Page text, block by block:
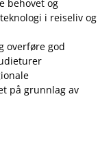
behovet og
i reiseliv og
overføre god
på grunnlag av